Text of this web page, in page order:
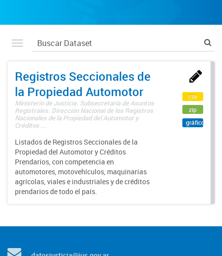
Registros Seccionales de
la Propiedad Automotor
Ministerio de Justicia. Subsecretaría de Asuntos
Registrales. Dirección Nacional de los Registros
Nacionales de la Propiedad del Automotor y
Créditos ...
Listados de Registros Seccionales de la
Propiedad del Automotor y Créditos
Prendarios, con competencia en
automotores, motovehículos, maquinarias
agrícolas, viales e industriales y de créditos
prendarios de todo el país.
csv
zip
gráfico